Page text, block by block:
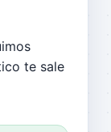
te sale